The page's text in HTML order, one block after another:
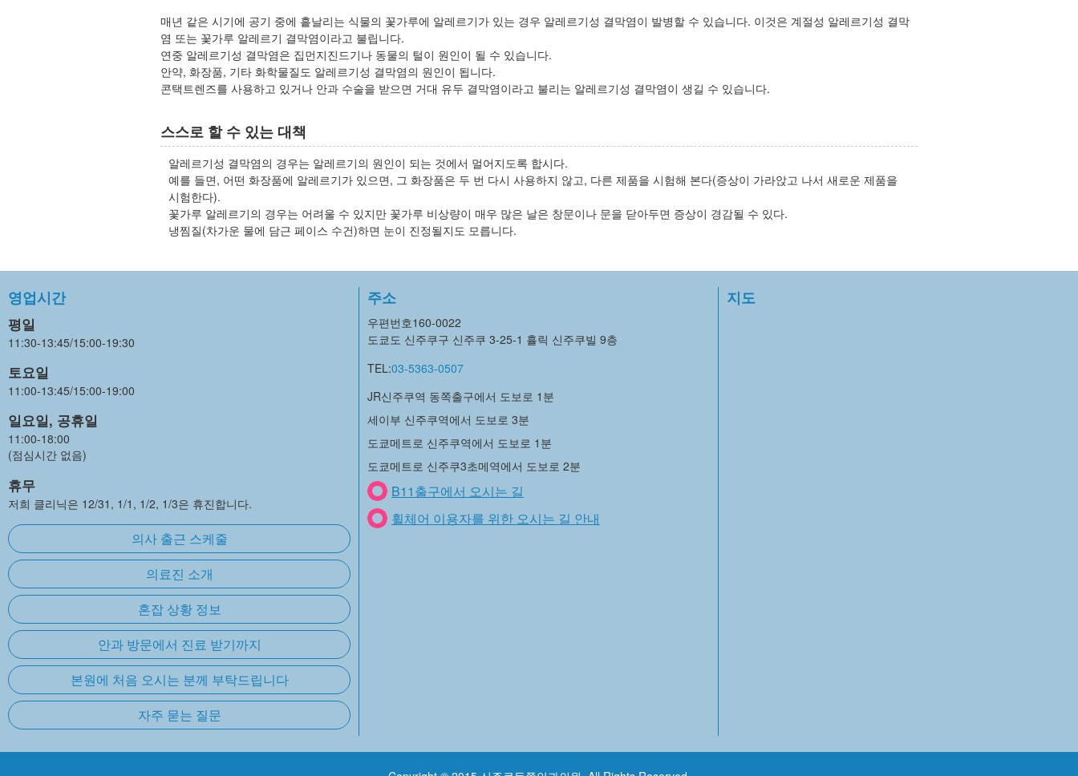
매년 같은 시기에 공기 중에 흩날리는 식물의 꽃가루에 알레르기가 있는 경우 알레르기성 결막염이 발병할 수 있습니다. 이것은 계절성 알레르기성 결막
염 또는 꽃가루 알레르기 결막염이라고 불립니다.
연중 알레르기성 결막염은 집먼지진드기나 동물의 털이 원인이 될 수 있습니다.
안약, 화장품, 기타 화학물질도 알레르기성 결막염의 원인이 됩니다.
콘택트렌즈를 사용하고 있거나 안과 수술을 받으면 거대 유두 결막염이라고 불리는 알레르기성 결막염이 생길 수 있습니다.
스스로 할 수 있는 대책
알레르기성 결막염의 경우는 알레르기의 원인이 되는 것에서 멀어지도록 합시다.
예를 들면, 어떤 화장품에 알레르기가 있으면, 그 화장품은 두 번 다시 사용하지 않고, 다른 제품을 시험해 본다(증상이 가라앉고 나서 새로운 제품을
시험한다).
꽃가루 알레르기의 경우는 어려울 수 있지만 꽃가루 비상량이 매우 많은 날은 창문이나 문을 닫아두면 증상이 경감될 수 있다.
냉찜질(차가운 물에 담근 페이스 수건)하면 눈이 진정될지도 모릅니다.
영업시간
평일
11:30-13:45/15:00-19:30
토요일
11:00-13:45/15:00-19:00
일요일, 공휴일
11:00-18:00
(점심시간 없음)
휴무
저희 클리닉은 12/31, 1/1, 1/2, 1/3은 휴진합니다.
의사 출근 스케줄
의료진 소개
혼잡 상황 정보
안과 방문에서 진료 받기까지
본원에 처음 오시는 분께 부탁드립니다
자주 묻는 질문
주소
우편번호160-0022
도쿄도 신주쿠구 신주쿠 3-25-1 휼릭 신주쿠빌 9층
TEL:03-5363-0507
JR신주쿠역 동쪽출구에서 도보로 1분
세이부 신주쿠역에서 도보로 3분
도쿄메트로 신주쿠역에서 도보로 1분
도쿄메트로 신주쿠3초메역에서 도보로 2분
B11출구에서 오시는 길
휠체어 이용자를 위한 오시는 길 안내
지도